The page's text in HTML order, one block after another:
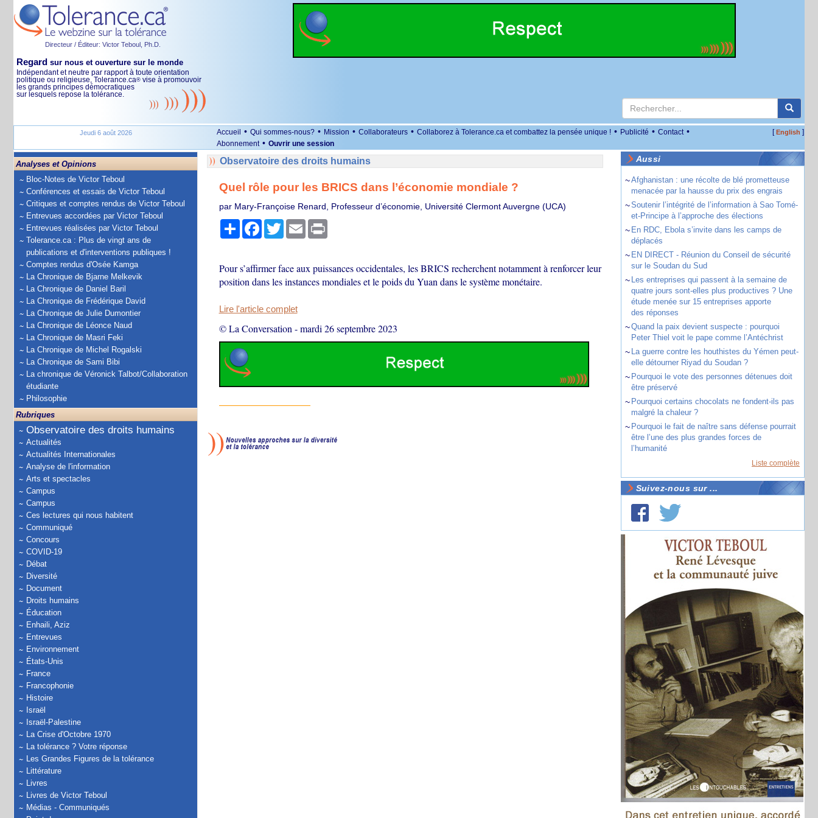
Directeur / Éditeur: Victor Teboul, Ph.D.
Regard sur nous et ouverture sur le monde
Indépendant et neutre par rapport à toute orientation
politique ou religieuse, Tolerance.ca® vise à promouvoir
les grands principes démocratiques
sur lesquels repose la tolérance.
Jeudi 6 août 2026 Accueil • Qui sommes-nous? • Mission • Collaborateurs • Collaborez à Tolerance.ca et combattez la pensée unique ! • Publicité • Contact •
Abonnement • Ouvrir une session
[English ]
Analyses et Opinions
Bloc-Notes de Victor Teboul
Conférences et essais de Victor Teboul
Critiques et comptes rendus de Victor Teboul
Entrevues accordées par Victor Teboul
Entrevues réalisées par Victor Teboul
Tolerance.ca : Plus de vingt ans de
publications et d'interventions publiques !
Comptes rendus d'Osée Kamga
La Chronique de Bjarne Melkevik
La Chronique de Daniel Baril
La Chronique de Frédérique David
La Chronique de Julie Dumontier
La Chronique de Léonce Naud
La Chronique de Masri Feki
La Chronique de Michel Rogalski
La Chronique de Sami Bibi
La chronique de Véronick Talbot/Collaboration
étudiante
Philosophie
Rubriques
Observatoire des droits humains
Actualités
Actualités Internationales
Analyse de l'information
Arts et spectacles
Campus
Campus
Ces lectures qui nous habitent
Communiqué
Concours
COVID-19
Débat
Diversité
Document
Droits humains
Éducation
Enhaili, Aziz
Entrevues
Environnement
États-Unis
France
Francophonie
Histoire
Israël
Israël-Palestine
La Crise d'Octobre 1970
La tolérance ? Votre réponse
Les Grandes Figures de la tolérance
Littérature
Livres
Livres de Victor Teboul
Médias - Communiqués
Observatoire des droits humains
Quel rôle pour les BRICS dans l’économie mondiale ?
par Mary-Françoise Renard, Professeur d’économie, Université Clermont Auvergne (UCA)
PartagerFacebook
TwitterEmail Print
Pour s’affirmer face aux puissances occidentales, les BRICS recherchent notamment à renforcer leur
position dans les instances mondiales et le poids du Yuan dans le système monétaire.
Lire l'article complet
© La Conversation -mardi 26 septembre 2023
Aussi
~Afghanistan : une récolte de blé prometteuse
menacée par la hausse du prix des engrais
~Soutenir l’intégrité de l’information à Sao Tomé-
et-Principe à l’approche des élections
~ En RDC, Ebola s’invite dans les camps de
déplacés
~ EN DIRECT - Réunion du Conseil de sécurité
sur le Soudan du Sud
~ Les entreprises qui passent à la semaine de
quatre jours sont-elles plus productives ? Une
étude menée sur 15 entreprises apporte
des réponses
~Quand la paix devient suspecte : pourquoi
Peter Thiel voit le pape comme l’Antéchrist
~ La guerre contre les houthistes du Yémen peut-
elle détourner Riyad du Soudan ?
~ Pourquoi le vote des personnes détenues doit
être préservé
~ Pourquoi certains chocolats ne fondent-ils pas
malgré la chaleur ?
~ Pourquoi le fait de naître sans défense pourrait
être l’une des plus grandes forces de
l’humanité
Liste complète
Suivez-nous sur ...